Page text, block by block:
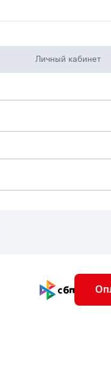
Личный кабинет